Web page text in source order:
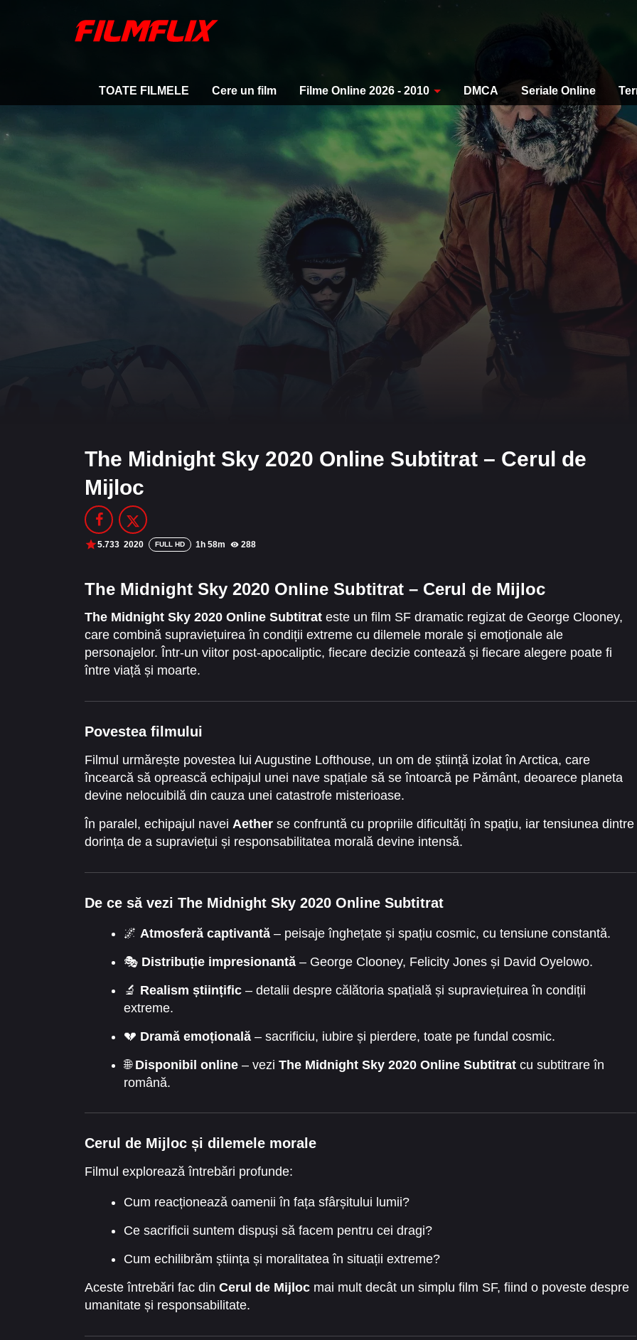
TOATE FILMELE Cere un film Filme Online 2026 - 2010 DMCA Seriale Online
The Midnight Sky 2020 Online Subtitrat – Cerul de
Mijloc
5.733 2020 FULL HD 1h 58m 288
The Midnight Sky 2020 Online Subtitrat – Cerul de Mijloc
The Midnight Sky 2020 Online Subtitrat este un film SF dramatic regizat de George Clooney,
care combină supraviețuirea în condiții extreme cu dilemele morale și emoționale ale
personajelor. Într-un viitor post-apocaliptic, fiecare decizie contează și fiecare alegere poate fi
între viață și moarte.
Povestea filmului
Filmul urmărește povestea lui Augustine Lofthouse, un om de știință izolat în Arctica, care
încearcă să oprească echipajul unei nave spațiale să se întoarcă pe Pământ, deoarece planeta
devine nelocuibilă din cauza unei catastrofe misterioase.
În paralel, echipajul navei Aether se confruntă cu propriile dificultăți în spațiu, iar tensiunea dintre
dorința de a supraviețui și responsabilitatea morală devine intensă.
De ce să vezi The Midnight Sky 2020 Online Subtitrat
🌌 Atmosferă captivantă– peisaje înghețate și spațiu cosmic, cu tensiune constantă.
🎭 Distribuție impresionantă– George Clooney, Felicity Jones și David Oyelowo.
🔬 Realism științific– detalii despre călătoria spațială și supraviețuirea în condiții
extreme.
💔 Dramă emoțională– sacrificiu, iubire și pierdere, toate pe fundal cosmic.
🌐 Disponibil online– vezi The Midnight Sky 2020 Online Subtitratcu subtitrare în
română.
Cerul de Mijloc și dilemele morale
Filmul explorează întrebări profunde:
Cum reacționează oamenii în fața sfârșitului lumii?
Ce sacrificii suntem dispuși să facem pentru cei dragi?
Cum echilibrăm știința și moralitatea în situații extreme?
Aceste întrebări fac din Cerul de Mijloc mai mult decât un simplu film SF, fiind o poveste despre
umanitate și responsabilitate.